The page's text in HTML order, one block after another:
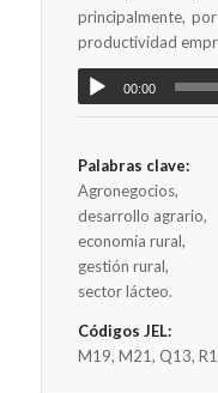
principalmente,
productividad
00:00
Palabras clave:
Agronegocios,
desarrollo agrario,
economía rural,
gestión rural,
sector lácteo.
Códigos JEL:
M19, M21, Q13,